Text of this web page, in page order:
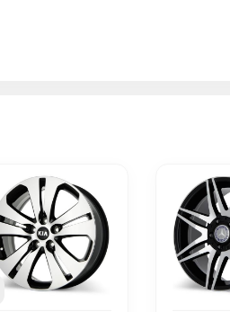
کد 956
ناموجود
مشاهده محصول